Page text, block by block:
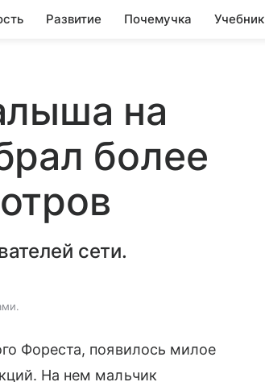
Развитие Почемучка Учебник
на
более
сети.
Фореста, появилось милое
На нем мальчик